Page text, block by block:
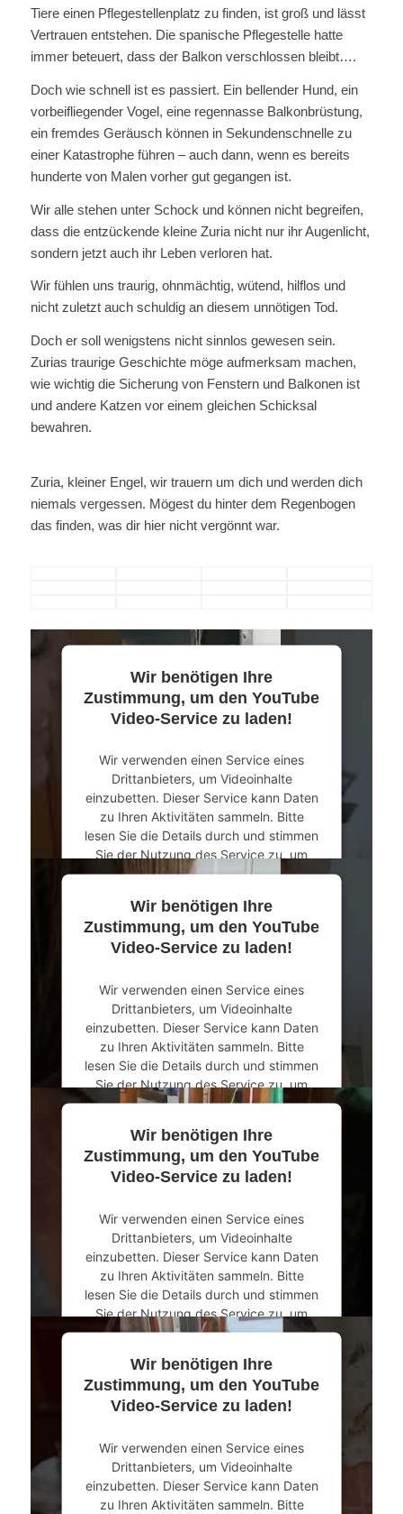
Tiere einen Pflegestellenplatz zu finden, ist groß und lässt
Vertrauen entstehen. Die spanische Pflegestelle hatte
immer beteuert, dass der Balkon verschlossen bleibt….
Doch wie schnell ist es passiert. Ein bellender Hund, ein
vorbeifliegender Vogel, eine regennasse Balkonbrüstung,
ein fremdes Geräusch können in Sekundenschnelle zu
einer Katastrophe führen – auch dann, wenn es bereits
hunderte von Malen vorher gut gegangen ist.
Wir alle stehen unter Schock und können nicht begreifen,
dass die entzückende kleine Zuria nicht nur ihr Augenlicht,
sondern jetzt auch ihr Leben verloren hat.
Wir fühlen uns traurig, ohnmächtig, wütend, hilflos und
nicht zuletzt auch schuldig an diesem unnötigen Tod.
Doch er soll wenigstens nicht sinnlos gewesen sein.
Zurias traurige Geschichte möge aufmerksam machen,
wie wichtig die Sicherung von Fenstern und Balkonen ist
und andere Katzen vor einem gleichen Schicksal
bewahren.
Zuria, kleiner Engel, wir trauern um dich und werden dich
niemals vergessen. Mögest du hinter dem Regenbogen
das finden, was dir hier nicht vergönnt war.
Wir benötigen Ihre
Zustimmung, um den YouTube
Video-Service zu laden!
Wir verwenden einen Service eines
Drittanbieters, um Videoinhalte
einzubetten. Dieser Service kann Daten
zu Ihren Aktivitäten sammeln. Bitte
lesen Sie die Details durch und stimmen
Sie der Nutzung des Service zu, um
dieses Video anzusehen.
Mehr Informationen
powered byUsercentrics Consent
Management Platform&eRecht24
Wir benötigen Ihre
Zustimmung, um den YouTube
Video-Service zu laden!
Wir verwenden einen Service eines
Drittanbieters, um Videoinhalte
einzubetten. Dieser Service kann Daten
zu Ihren Aktivitäten sammeln. Bitte
lesen Sie die Details durch und stimmen
Sie der Nutzung des Service zu, um
dieses Video anzusehen.
Mehr Informationen
powered byUsercentrics Consent
Management Platform&eRecht24
Wir benötigen Ihre
Zustimmung, um den YouTube
Video-Service zu laden!
Wir verwenden einen Service eines
Drittanbieters, um Videoinhalte
einzubetten. Dieser Service kann Daten
zu Ihren Aktivitäten sammeln. Bitte
lesen Sie die Details durch und stimmen
Sie der Nutzung des Service zu, um
dieses Video anzusehen.
Mehr Informationen
powered byUsercentrics Consent
Management Platform&eRecht24
Wir benötigen Ihre
Zustimmung, um den YouTube
Video-Service zu laden!
Wir verwenden einen Service eines
Drittanbieters, um Videoinhalte
einzubetten. Dieser Service kann Daten
zu Ihren Aktivitäten sammeln. Bitte